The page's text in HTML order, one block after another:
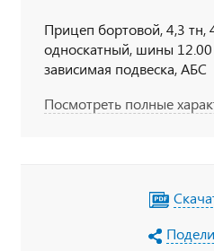
Прицеп бортовой, 4,3 тн,
односкатный, шины 12.00
зависимая подвеска, АБС
Посмотреть полные